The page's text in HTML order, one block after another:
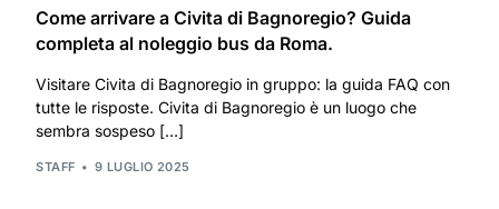
Come arrivare a Civita di Bagnoregio? Guida
completa al noleggio bus da Roma.
Visitare Civita di Bagnoregio in gruppo: la guida FAQ con
tutte le risposte. Civita di Bagnoregio è un luogo che
sembra sospeso […]
STAFF 9 LUGLIO 2025